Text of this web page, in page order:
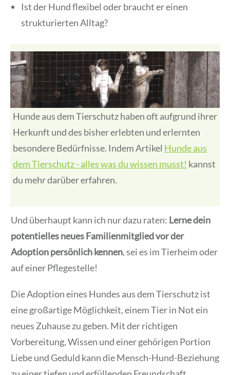
Ist der Hund flexibel oder braucht er einen
strukturierten Alltag?
Hunde aus dem Tierschutz haben oft aufgrund ihrer
Herkunft und des bisher erlebten und erlernten
besondere Bedürfnisse. Indem Artikel Hunde aus
dem Tierschutz - alles was du wissen musst! kannst
du mehr darüber erfahren.
Und überhaupt kann ich nur dazu raten: Lerne dein
potentielles neues Familienmitglied vor der
Adoption persönlich kennen, sei es im Tierheim oder
auf einer Pflegestelle!
Die Adoption eines Hundes aus dem Tierschutz ist
eine großartige Möglichkeit, einem Tier in Not ein
neues Zuhause zu geben. Mit der richtigen
Vorbereitung, Wissen und einer gehörigen Portion
Liebe und Geduld kann die Mensch-Hund-Beziehung